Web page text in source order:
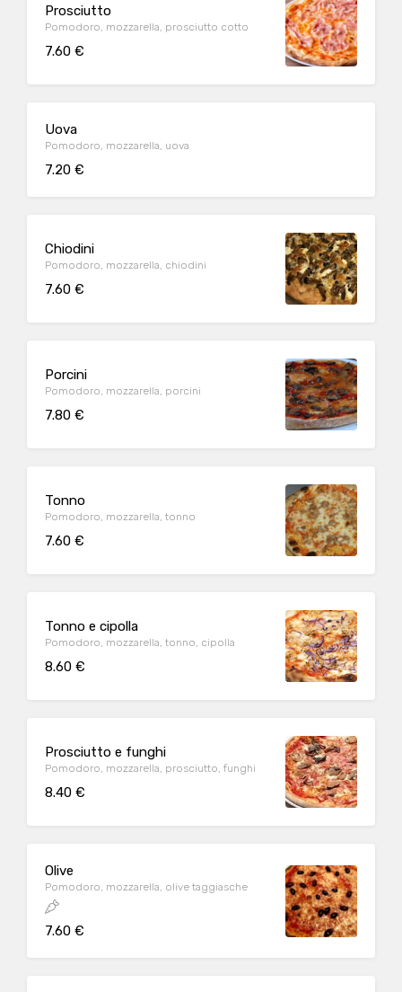
Prosciutto
Pomodoro, mozzarella, prosciutto cotto
7.60 €
Uova
Pomodoro, mozzarella, uova
7.20 €
Chiodini
Pomodoro, mozzarella, chiodini
7.60 €
Porcini
Pomodoro, mozzarella, porcini
7.80 €
Tonno
Pomodoro, mozzarella, tonno
7.60 €
Tonno e cipolla
Pomodoro, mozzarella, tonno, cipolla
8.60 €
Prosciutto e funghi
Pomodoro, mozzarella, prosciutto, funghi
8.40 €
Olive
Pomodoro, mozzarella, olive taggiasche
7.60 €